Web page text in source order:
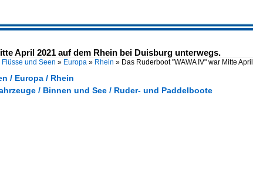
April 2021 auf dem Rhein bei Duisburg unterwegs.
Flüsse und Seen » Europa » Rhein » Das Ruderboot "WAWA IV" war Mitte
/ Europa / Rhein
/ Binnen und See / Ruder- und Paddelboote